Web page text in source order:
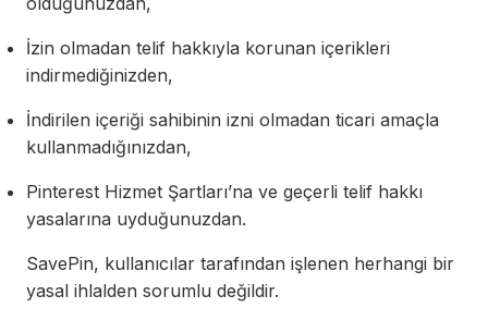
İzin olmadan telif hakkıyla korunan içerikleri
indirmediğinizden,
İndirilen içeriği sahibinin izni olmadan ticari amaçla
kullanmadığınızdan,
Pinterest Hizmet Şartları’na ve geçerli telif hakkı
yasalarına uyduğunuzdan.
SavePin, kullanıcılar tarafından işlenen herhangi bir
yasal ihlalden sorumlu değildir.